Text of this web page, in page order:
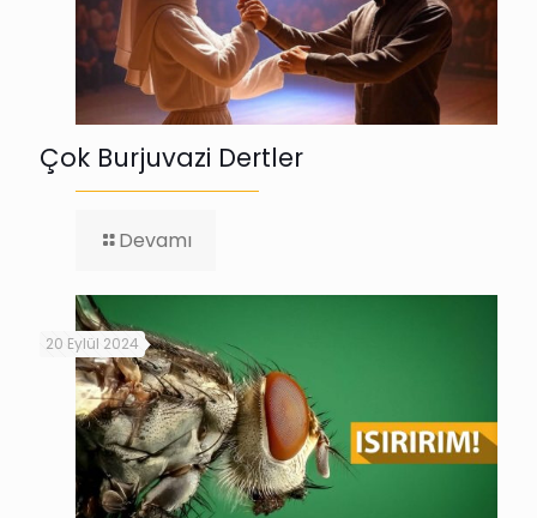
Çok Burjuvazi Dertler
Devamı
20 Eylül 2024